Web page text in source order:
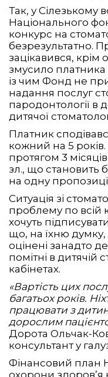
Так, у Сілезькому
Національного
конкурс на
безрезультатно.
зацікавився, крім
змусило платника
із чим Фонд не
надання послуг
пародонтології в
дитячої
Платник
кожний на 5
протягом 3
зл., що становить
на одну
Ситуація зі
проблему по всій
хочуть
що, на їхню думку,
оцінені занадто
помітні в дитячій
кабінетах.
«Вартість цих
багатьох років.
працювати з
дорослим
Дорота Ольчак-
консультант у
Фінансовий план